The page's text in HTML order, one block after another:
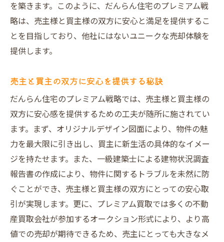
高評価を得るための取り組み
笑顔での売却を実現するために
を築きます。このように、だんらん住宅のプレミアム戦
略は、売主様と買主様の双方に安心と満足を提供するこ
とを目指しており、他社にはないユニークな売却体験を
提供します。
売主と買主の双方に安心を提供する秘訣
だんらん住宅のプレミアム戦略では、売主様と買主様の
双方に安心感を提供するための工夫が随所に施されてい
ます。まず、オリジナルデザイン図面により、物件の魅
力を最大限に引き出し、買主に新生活の具体的なイメー
ジを持たせます。また、一級建築士による建物状況調査
報告書の作成により、物件に関するトラブルを未然に防
ぐことができ、売主様と買主様の双方にとっての安心取
引が実現します。更に、プレミアム買取では多くの不動
産買取会社が参加するオークション形式により、より高
値での売却が期待できるため、売主にとっても大きなメ